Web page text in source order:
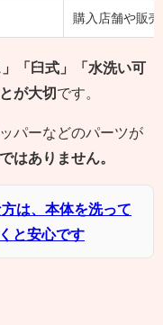
購入店舗や販
」「臼式」「水洗い可
が大切 です。
パーなどのパーツが
はありません。
は、本体を洗って
と安心です